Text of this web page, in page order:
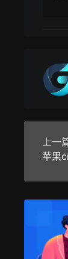
上一
苹果